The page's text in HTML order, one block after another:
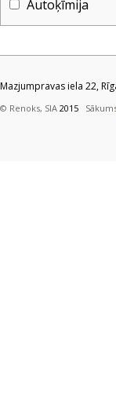
Autoķīmija
Mazjumpravas iela 22,
© Renoks, SIA 2015